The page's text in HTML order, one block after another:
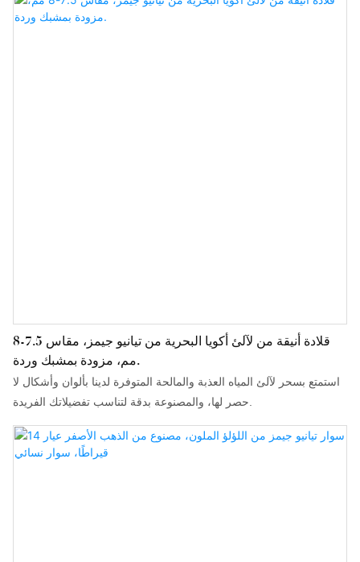
قلادة أنيقة من لآلئ أكويا البحرية من تيانيو جيمز، مقاس 7.5-8
مم، مزودة بمشبك وردة.
استمتع بسحر لآلئ المياه العذبة والمالحة المتوفرة لدينا بألوان وأشكال لا